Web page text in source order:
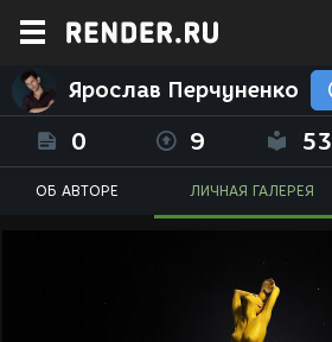
Ярослав Перчуненко
0 9 53
ОБ АВТОРЕ ЛИЧНАЯ ГАЛЕРЕЯ